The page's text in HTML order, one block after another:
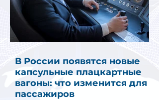
В России появятся новые
капсульные плацкартные
вагоны: что изменится для
пассажиров